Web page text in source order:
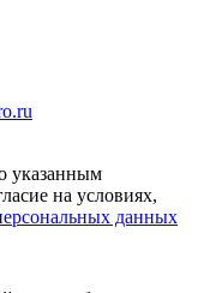
указанным
на условиях,
данных